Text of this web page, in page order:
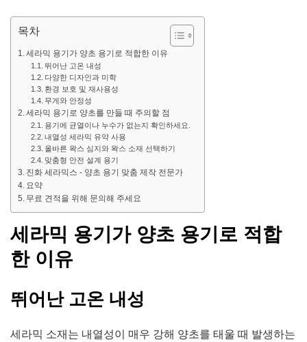
목차
세라믹 용기가 양초 용기로 적합한 이유
뛰어난 고온 내성
다양한 디자인과 미학
환경 보호 및 재사용성
무게와 안정성
세라믹 용기로 양초를 만들 때 주의할 점
용기에 균열이나 누수가 없는지 확인하세요.
내열성 세라믹 유약 사용
올바른 왁스 심지와 왁스 소재 선택하기
맞춤형 안전 설계 용기
진화 세라믹스 - 양초 용기 맞춤 제작 전문가
요약
무료 견적을 위해 문의해 주세요
세라믹 용기가 양초 용기로 적합
한 이유
뛰어난 고온 내성
세라믹 소재는 내열성이 매우 강해 양초를 태울 때 발생하는